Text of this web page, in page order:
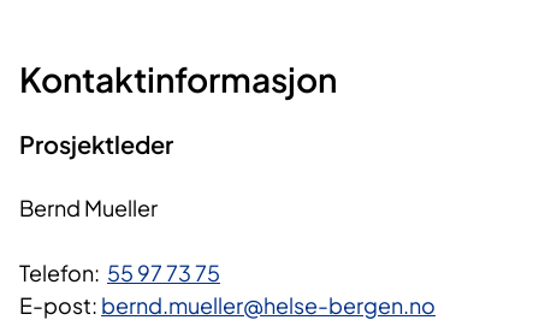
Kontaktinformasjon
Prosjektleder
Bernd Mueller
Telefon: 55 97 73 75
E-post: bernd.mueller@helse-bergen.no